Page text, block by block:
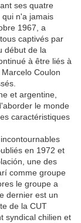
ses quatre
n'a jamais
1967, a
captivés par
début de la
à être liés à
Coulon
et argentine,
le monde
caractéristiques
en 1972 et
une des
comme groupe
le groupe a
dernier est un
de la CUT
syndical chilien et